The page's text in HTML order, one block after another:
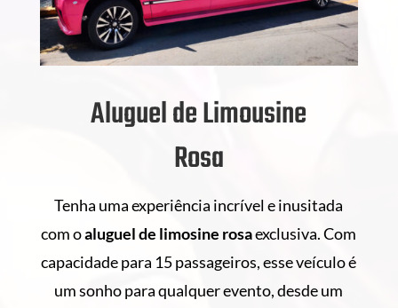
Aluguel de Limousine
Rosa
Tenha uma experiência incrível e inusitada
com oaluguel de limosine rosaexclusiva. Com
capacidade para 15 passageiros, esse veículo é
um sonho para qualquer evento, desde um